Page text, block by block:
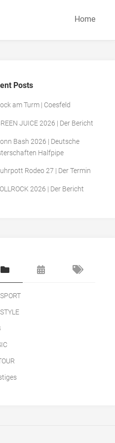
Home
Posts
am Turm | Coesfeld
JUICE 2026 | Der Bericht
Bash 2026 | Deutsche
Halfpipe
Rodeo 27 | Der Termin
2026 | Der Bericht